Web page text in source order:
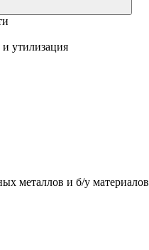
утилизация
металлов и б/у материалов